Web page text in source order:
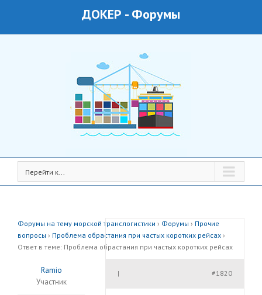
ДОКЕР - Форумы
Перейти к...
Форумы на тему морской транслогистики › Форумы › Прочие
вопросы › Проблема обрастания при частых коротких рейсах ›
Ответ в теме: Проблема обрастания при частых коротких рейсах
Ramio
Участник
#1820
|